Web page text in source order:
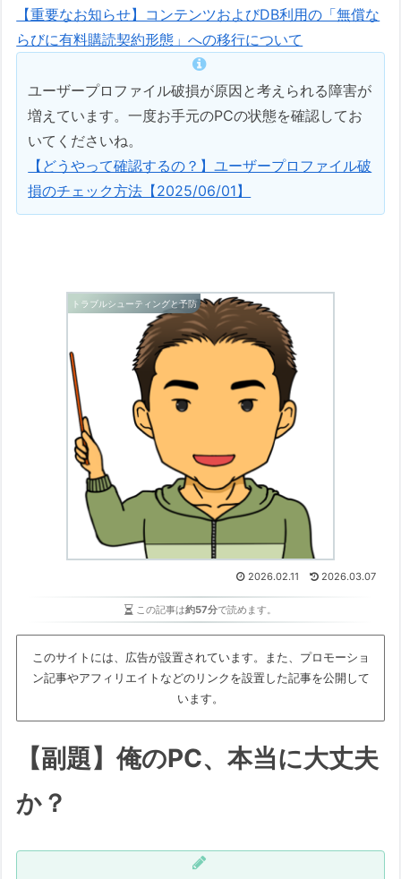
【重要なお知らせ】コンテンツおよびDB利用の「無償な
らびに有料購読契約形態」への移行について
ユーザープロファイル破損が原因と考えられる障害が
増えています。一度お手元のPCの状態を確認してお
いてくださいね。
【どうやって確認するの？】ユーザープロファイル破
損のチェック方法【2025/06/01】
トラブルシューティングと予防
2026.02.11 2026.03.07
この記事は約57分で読めます。
このサイトには、広告が設置されています。また、プロモーショ
ン記事やアフィリエイトなどのリンクを設置した記事を公開して
います。
【副題】俺のPC、本当に大丈夫
か？